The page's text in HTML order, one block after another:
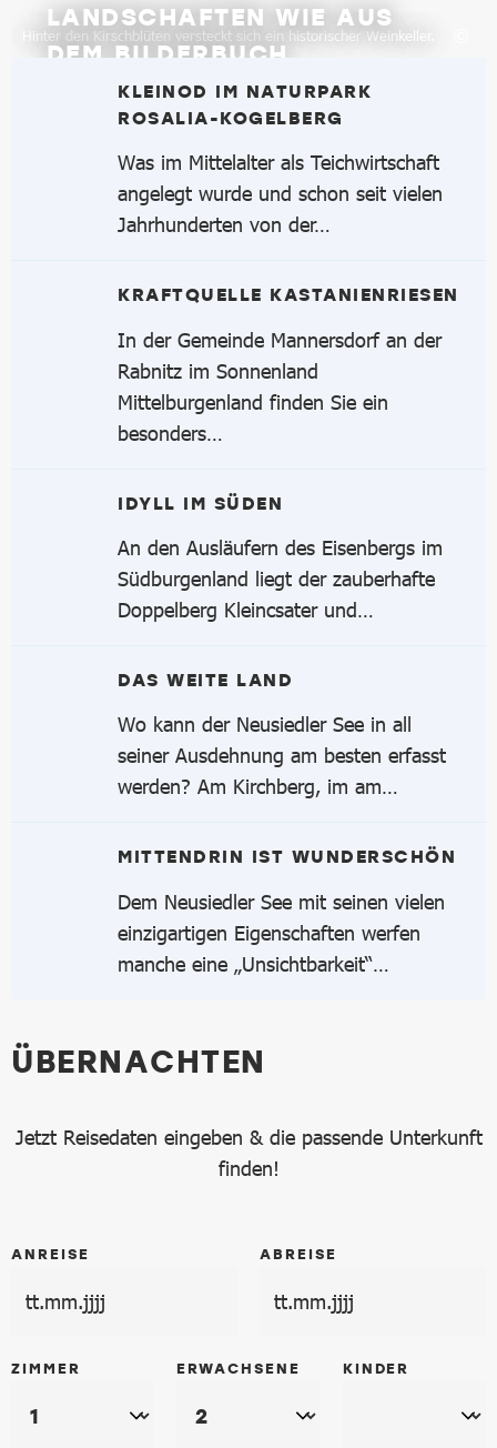
Hinter den Kirschblüten versteckt sich ein historischer Weinkeller.
LANDSCHAFTEN WIE AUS
DEM BILDERBUCH
ERFAHREN SIE MEHR
KLEINOD IM NATURPARK
ROSALIA-KOGELBERG
Was im Mittelalter als Teichwirtschaft
angelegt wurde und schon seit vielen
Jahrhunderten von der…
KRAFTQUELLE KASTANIENRIESEN
In der Gemeinde Mannersdorf an der
Rabnitz im Sonnenland
Mittelburgenland finden Sie ein
besonders…
IDYLL IM SÜDEN
An den Ausläufern des Eisenbergs im
Südburgenland liegt der zauberhafte
Doppelberg Kleincsater und…
DAS WEITE LAND
Wo kann der Neusiedler See in all
seiner Ausdehnung am besten erfasst
werden? Am Kirchberg, im am…
MITTENDRIN IST WUNDERSCHÖN
Dem Neusiedler See mit seinen vielen
einzigartigen Eigenschaften werfen
manche eine „Unsichtbarkeit“…
ÜBERNACHTEN
Jetzt Reisedaten eingeben & die passende Unterkunft
finden!
ANREISE ABREISE
ZIMMER ERWACHSENE KINDER